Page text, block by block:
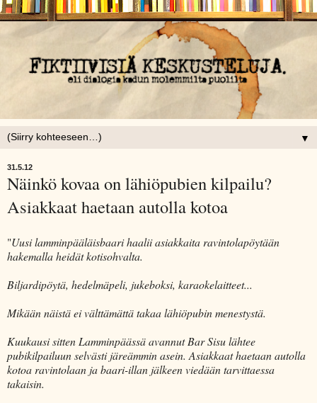
▼
31.5.12
Näinkö kovaa on lähiöpubien kilpailu?
Asiakkaat haetaan autolla kotoa
"Uusi lamminpääläisbaari haalii asiakkaita ravintolapöytään
hakemalla heidät kotisohvalta.
Biljardipöytä, hedelmäpeli, jukeboksi, karaokelaitteet...
Mikään näistä ei välttämättä takaa lähiöpubin menestystä.
Kuukausi sitten Lamminpäässä avannut Bar Sisu lähtee
pubikilpailuun selvästi järeämmin asein. Asiakkaat haetaan autolla
kotoa ravintolaan ja baari-illan jälkeen viedään tarvittaessa
takaisin.